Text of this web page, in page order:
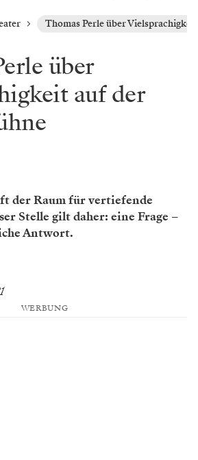
Thomas Perle über
über
auf der
der Raum für vertiefende
Stelle gilt daher: eine Frage –
Antwort.
WERBUNG